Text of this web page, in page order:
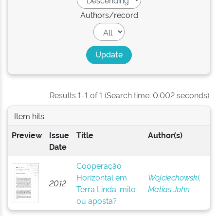
Authors/record
Results 1-1 of 1 (Search time: 0.002 seconds).
Item hits:
Preview
Issue
Date
Title Author(s)
2012
Cooperação
Horizontal em
Terra Linda: mito
ou aposta?
Wojciechowski,
Matias John